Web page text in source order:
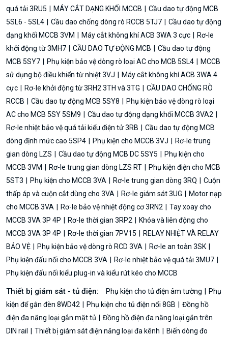
quá tải 3RU5
MÁY CẮT DẠNG KHỐI MCCB
Cầu dao tự động MCB
5SL6 - 5SL4
Cầu dao chống dòng rò RCCB 5TJ7
Cầu dao tự động
dạng khối MCCB 3VM
Máy cắt không khí ACB 3WA 3 cực
Rơ-le
khởi động từ 3MH7
CẦU DAO TỰ ĐỘNG MCB
Cầu dao tự động
MCB 5SY7
Phụ kiện bảo vệ dòng rò loại AC cho MCB 5SL4
MCCB
sử dụng bộ điều khiển từ nhiệt 3VJ
Máy cắt không khí ACB 3WA 4
cực
Rơ-le khởi động từ 3RH2 3TH và 3TG
CẦU DAO CHỐNG RÒ
RCCB
Cầu dao tự động MCB 5SY8
Phụ kiện bảo vệ dòng rò loại
AC cho MCB 5SY 5SM9
Cầu dao tự động dạng khối MCCB 3VA2
Rơ-le nhiệt bảo vệ quá tải kiểu điện tử 3RB
Cầu dao tự động MCB
dòng định mức cao 5SP4
Phụ kiện cho MCCB 3VJ
Rơ-le trung
gian dòng LZS
Cầu dao tự động MCB DC 5SY5
Phụ kiện cho
MCCB 3VM
Rơ-le trung gian dòng LZS RT
Phụ kiện điện cho MCB
5ST3
Phụ kiện cho MCCB 3VA Rơ-le trung gian dòng 3RQ
Cuộn
thấp áp và cuộn cắt dùng cho 3VA
Rơ-le giám sát 3UG
Motor nạp
cho MCCB 3VA
Rơ-le bảo vệ nhiệt động cơ 3RN2
Tay xoay cho
MCCB 3VA 3P 4P
Rơ-le thời gian 3RP2
Khóa và liên động cho
MCCB 3VA 3P 4P
Rơ-le thời gian 7PV15
RELAY NHIỆT VÀ RELAY
BẢO VỆ
Phụ kiện bảo vệ dòng rò RCD 3VA
Rơ-le an toàn 3SK
Phụ kiện đấu nối cho MCCB 3VA
Rơ-le nhiệt bảo vệ quá tải 3MU7
Phụ kiện đấu nối kiểu plug-in và kiểu rút kéo cho MCCB
Thiết bị giám sát - tủ điện: Phụ kiện cho tủ điện âm tường
Phụ
kiện để gắn đèn 8WD42
Phụ kiện cho tủ điện nổi 8GB
Đồng hồ
điện đa năng loại gắn mặt tủ
Đồng hồ điện đa năng loại gắn trên
DIN rail
Thiết bị giám sát điện năng loại đa kênh Biến dòng đo